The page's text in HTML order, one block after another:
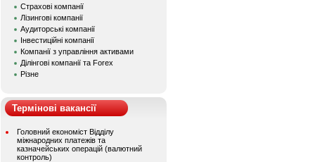
Страхові компанії
Лізингові компанії
Аудиторські компанії
Інвестиційні компанії
Компанії з управління активами
Ділінгові компанії та Forex
Різне
Термінові вакансії
Головний економіст Відділу
міжнародних платежів та
казначейських операцій (валютний
контроль)